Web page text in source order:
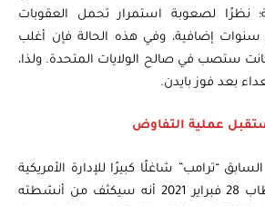
نظرًا لصعوبة استمرار تحمل العقوبات
سنوات إضافية، وفي هذه الحالة فإن أغلب
ستصب في صالح الولايات المتحدة. ولذا،
بعد فوز بايدن.
عملية التفاوض
“ترامب” شاغلًا كبيرًا للإدارة الأمريكية
الحالية؛ إذ يبدو من خطاب 28 فبراير 2021 أنه سيكثف من أنشطته